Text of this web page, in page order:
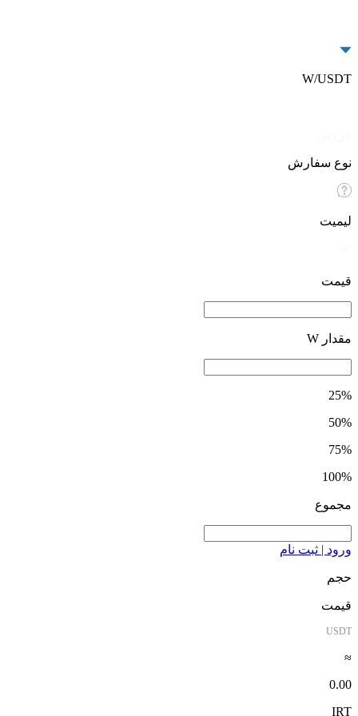
W/USDT
نوع سفارش
لیمیت
قیمت
مقدار W
25%
50%
75%
100%
مجموع
ورود | ثبت نام
حجم
قیمت
USDT
≈
0.00
IRT